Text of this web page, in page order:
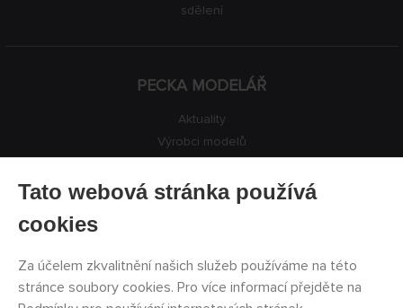
sdělení
PECKA MODELÁŘ
Aktuality
Výrobci modelů
Kontakty
Tato webová stránka používá
cookies
Za účelem zkvalitnění našich služeb používáme na této
stránce soubory cookies. Pro více informací přejděte na